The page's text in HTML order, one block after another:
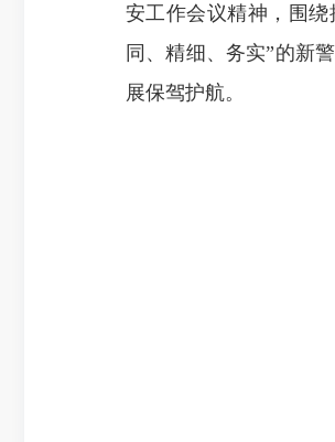
安工作会议精神，围
同、精细、务实”的新
展保驾护航。